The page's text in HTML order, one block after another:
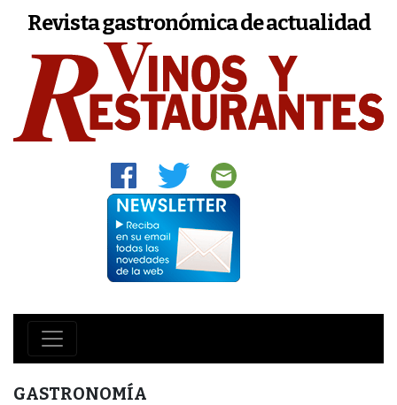
Revista gastronómica de actualidad
GASTRONOMÍA